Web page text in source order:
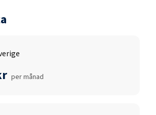
per månad